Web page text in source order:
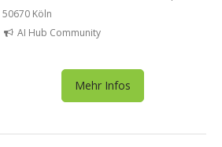
50670 Köln
AI Hub Community
Mehr Infos